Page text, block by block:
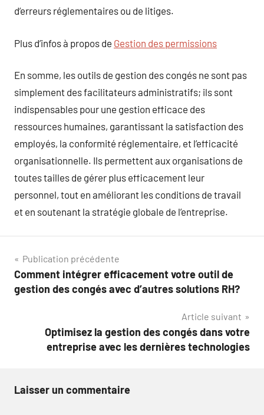
d’erreurs réglementaires ou de litiges.
Plus d’infos à propos de Gestion des permissions
En somme, les outils de gestion des congés ne sont pas
simplement des facilitateurs administratifs; ils sont
indispensables pour une gestion efficace des
ressources humaines, garantissant la satisfaction des
employés, la conformité réglementaire, et l’efficacité
organisationnelle. Ils permettent aux organisations de
toutes tailles de gérer plus efficacement leur
personnel, tout en améliorant les conditions de travail
et en soutenant la stratégie globale de l’entreprise.
Navigation
de
Publication précédente
Comment intégrer efficacement votre outil de
gestion des congés avec d’autres solutions RH?
Article suivant
Optimisez la gestion des congés dans votre
entreprise avec les dernières technologies
Laisser un commentaire